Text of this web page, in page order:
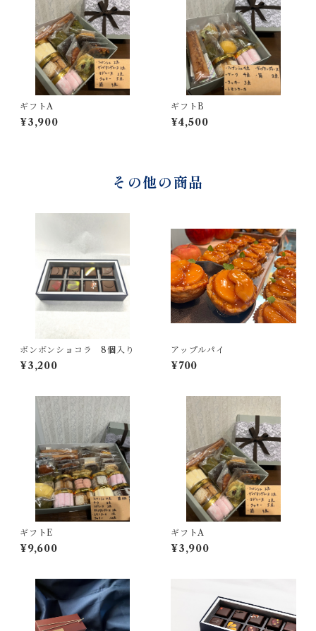
ギフトA
¥3,900
ギフトB
¥4,500
その他の商品
ボンボンショコラ 8個入り
¥3,200
アップルパイ
¥700
ギフトE
¥9,600
ギフトA
¥3,900